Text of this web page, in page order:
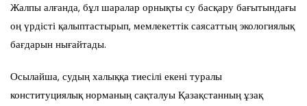
Жалпы алғанда, бұл шаралар орнықты су басқару бағытындағы
оң үрдісті қалыптастырып, мемлекеттік саясаттың экологиялық
бағдарын нығайтады.
Осылайша, судың халыққа тиесілі екені туралы
конституциялық норманың сақталуы Қазақстанның ұзақ